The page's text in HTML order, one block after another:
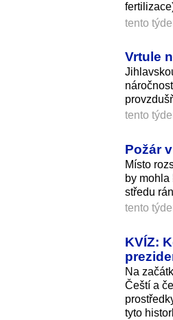
tento
Vrtule
tento
Požár
Místo
by
středu
tento
KVÍZ:
Na
Čeští a
tyto